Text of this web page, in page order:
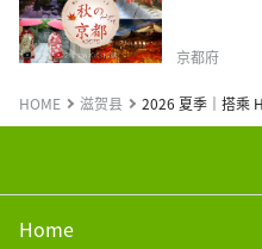
京都府
HOME 滋贺县 2026 夏季｜搭乘
Home